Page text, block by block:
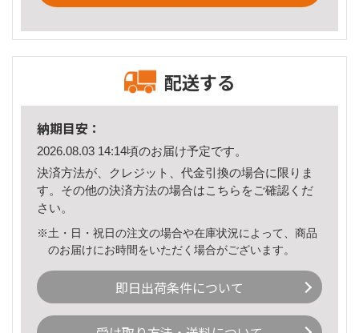
配送する
納期目安：
2026.08.03 14:14頃のお届け予定です。
決済方法が、クレジット、代金引換の場合に限りま
す。その他の決済方法の場合はこちら をご確認くだ
さい。
※土・日・祝日の注文の場合や在庫状況によって、商品
のお届けにお時間をいただく場合がございます。
即日出荷条件について